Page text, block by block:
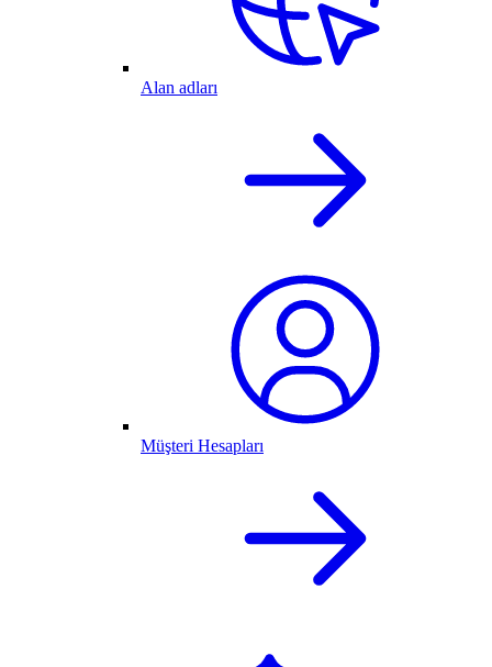
Alan adları
Müşteri Hesapları